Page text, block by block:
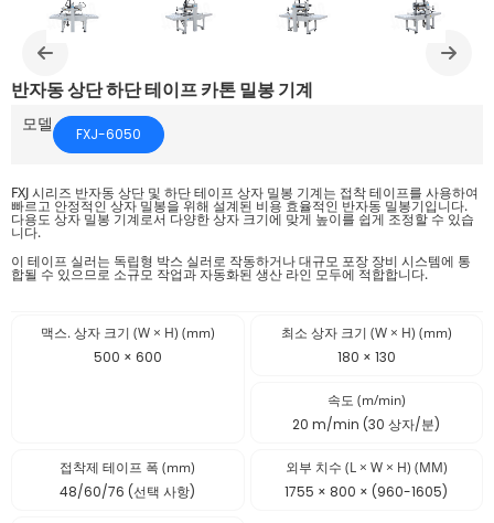
반자동 상단 하단 테이프 카톤 밀봉 기계
모델 FXJ-6050
FXJ 시리즈 반자동 상단 및 하단 테이프 상자 밀봉 기계는 접착 테이프를 사용하여
빠르고 안정적인 상자 밀봉을 위해 설계된 비용 효율적인 반자동 밀봉기입니다.
다용도 상자 밀봉 기계로서 다양한 상자 크기에 맞게 높이를 쉽게 조정할 수 있습
니다.
이 테이프 실러는 독립형 박스 실러로 작동하거나 대규모 포장 장비 시스템에 통
합될 수 있으므로 소규모 작업과 자동화된 생산 라인 모두에 적합합니다.
맥스. 상자 크기 (W × H) (mm)
500 × 600
최소 상자 크기 (W × H) (mm)
180 × 130
속도 (m/min)
20 m/min (30 상자/분)
접착제 테이프 폭 (mm)
48/60/76 (선택 사항)
외부 치수 (L × W × H) (MM)
1755 × 800 × (960-1605)